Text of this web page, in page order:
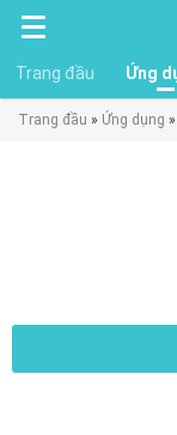
Trang đầu
Ứng
Trang đầu » Ứng dụng »